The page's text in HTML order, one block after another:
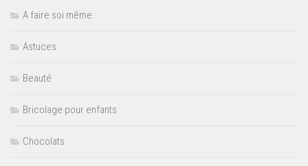
A faire soi même
Astuces
Beauté
Bricolage pour enfants
Chocolats